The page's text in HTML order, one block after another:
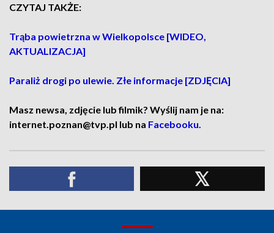
CZYTAJ TAKŻE:
Trąba powietrzna w Wielkopolsce [WIDEO,
AKTUALIZACJA]
Paraliż drogi po ulewie. Złe informacje [ZDJĘCIA]
Masz newsa, zdjęcie lub filmik? Wyślij nam je na:
internet.poznan@tvp.pl lub na Facebooku.